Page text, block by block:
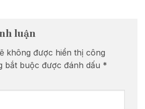
luận
không được hiển thị công
bắt buộc được đánh dấu *